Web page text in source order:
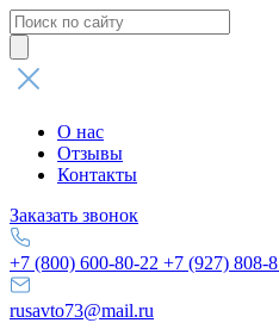
Поиск
товаров
О нас
Отзывы
Контакты
Заказать звонок
+7 (800) 600-80-22 +7 (927) 808-
rusavto73@mail.ru